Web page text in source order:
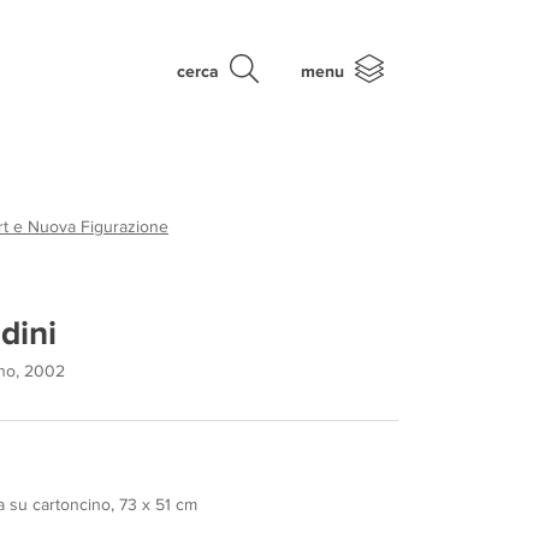
cerca menu
e Nuova Figurazione
2002
su cartoncino, 73 x 51 cm